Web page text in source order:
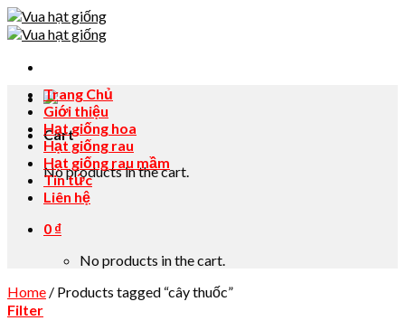
Skip
to
Cart
No products in the cart.
Trang Chủ
Giới thiệu
Hạt giống hoa
Hạt giống rau
Hạt giống rau mầm
Tin tức
Liên hệ
0 ₫
No products in the cart.
Home / Products tagged “cây thuốc”
Filter